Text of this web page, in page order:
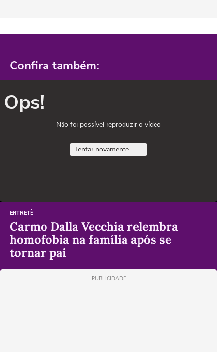
Confira também:
Ops!
Não foi possível reproduzir o vídeo
Tentar novamente
ENTRETÊ
Carmo Dalla Vecchia relembra
homofobia na família após se
tornar pai
PUBLICIDADE